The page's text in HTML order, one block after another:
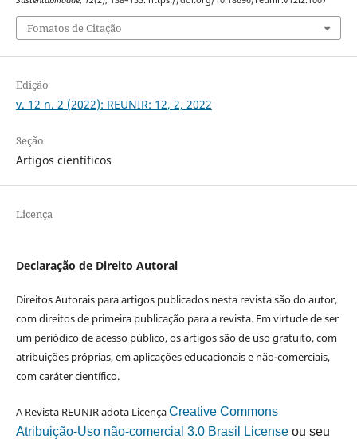
Fomatos de Citação
Edição
v. 12 n. 2 (2022): REUNIR: 12, 2, 2022
Seção
Artigos científicos
Licença
Declaração de Direito Autoral
Direitos Autorais para artigos publicados nesta revista são do autor,
com direitos de primeira publicação para a revista. Em virtude de ser
um periódico de acesso público, os artigos são de uso gratuito, com
atribuições próprias, em aplicações educacionais e não-comerciais,
com caráter científico.
A Revista REUNIR adota LicençaCreative Commons
Atribuição-Uso não-comercial 3.0 Brasil Licenseou seu